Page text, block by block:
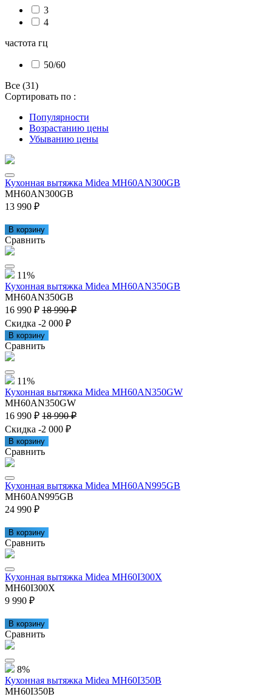
3
4
частота гц
50/60
Все (31)
Сортировать по :
Популярности
Возрастанию цены
Убыванию цены
Кухонная вытяжка Midea MH60AN300GB
MH60AN300GB
13 990 ₽
В корзину
Сравнить
11%
Кухонная вытяжка Midea MH60AN350GB
MH60AN350GB
16 990 ₽ 18 990 ₽
Скидка -2 000 ₽
В корзину
Сравнить
11%
Кухонная вытяжка Midea MH60AN350GW
MH60AN350GW
16 990 ₽ 18 990 ₽
Скидка -2 000 ₽
В корзину
Сравнить
Кухонная вытяжка Midea MH60AN995GB
MH60AN995GB
24 990 ₽
В корзину
Сравнить
Кухонная вытяжка Midea MH60I300X
MH60I300X
9 990 ₽
В корзину
Сравнить
8%
Кухонная вытяжка Midea MH60I350B
MH60I350B